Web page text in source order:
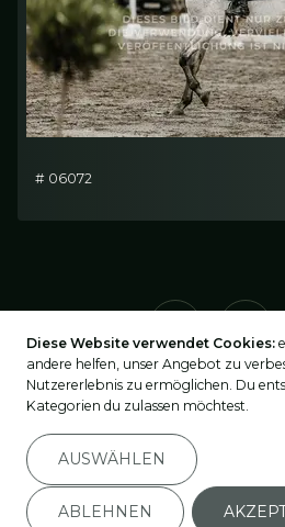
# 06072
2026
Diese Website verwendet Cookies:
andere helfen, unser Angebot zu
Nutzererlebnis zu ermöglichen. Du
Kategorien du zulassen möchtest.
AUSWÄHLEN
ABLEHNEN